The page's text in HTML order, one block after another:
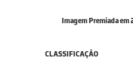
Imagem Premiada
CLASSIFICAÇÃO